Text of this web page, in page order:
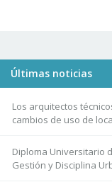
Últimas noticias
Los arquitectos
cambios de uso de
Diploma Universitario
Gestión y Disciplina